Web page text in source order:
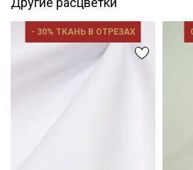
цвета ткани в зависимости от
зависимости от партии.
- 30% ТКАНЬ В ОТРЕЗАХ